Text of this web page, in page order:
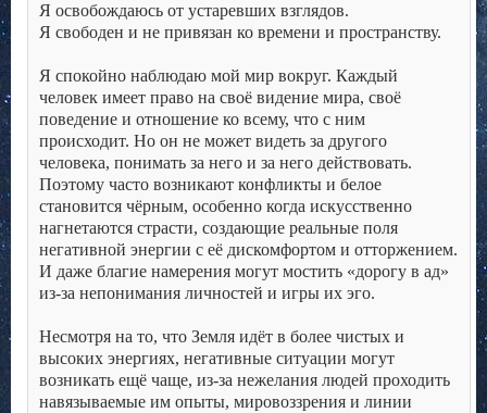
Я освобождаюсь от устаревших взглядов.
Я свободен и не привязан ко времени и пространству.
Я спокойно наблюдаю мой мир вокруг. Каждый
человек имеет право на своё видение мира, своё
поведение и отношение ко всему, что с ним
происходит. Но он не может видеть за другого
человека, понимать за него и за него действовать.
Поэтому часто возникают конфликты и белое
становится чёрным, особенно когда искусственно
нагнетаются страсти, создающие реальные поля
негативной энергии с её дискомфортом и отторжением.
И даже благие намерения могут мостить «дорогу в ад»
из-за непонимания личностей и игры их эго.
Несмотря на то, что Земля идёт в более чистых и
высоких энергиях, негативные ситуации могут
возникать ещё чаще, из-за нежелания людей проходить
навязываемые им опыты, мировоззрения и линии